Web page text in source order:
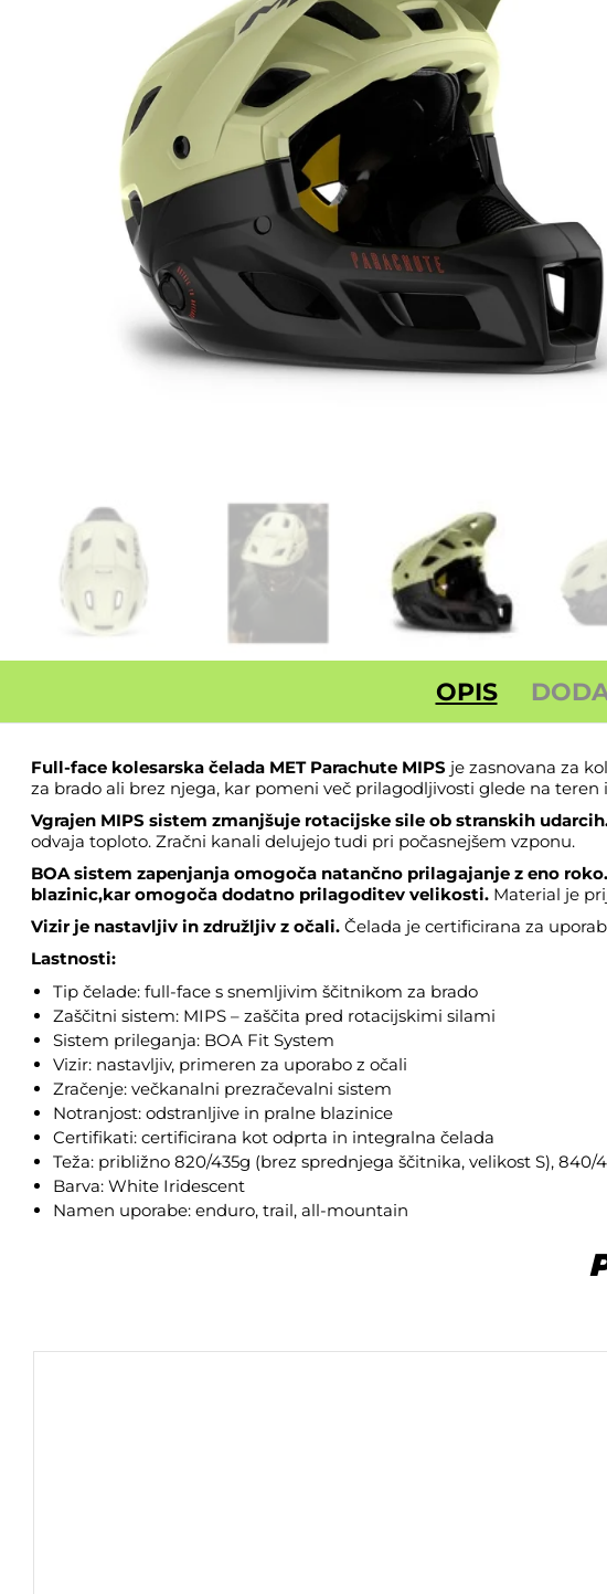
OPIS
Full-face kolesarska čelada MET Parachute MIPS je zasnovana za
za brado ali brez njega, kar pomeni več prilagodljivosti glede na
Vgrajen MIPS sistem zmanjšuje rotacijske sile ob stranskih
odvaja toploto. Zračni kanali delujejo tudi pri počasnejšem vzponu.
BOA sistem zapenjanja omogoča natančno prilagajanje z eno roko.
blazinic,kar omogoča dodatno prilagoditev velikosti.Material je
Vizir je nastavljiv in združljiv z očali.Čelada je certificirana za
Lastnosti:
Tip čelade: full-face s snemljivim ščitnikom za brado
Zaščitni sistem: MIPS – zaščita pred rotacijskimi silami
Sistem prileganja: BOA Fit System
Vizir: nastavljiv, primeren za uporabo z očali
Zračenje: večkanalni prezračevalni sistem
Notranjost: odstranljive in pralne blazinice
Certifikati: certificirana kot odprta in integralna čelada
Teža: približno 820/435g (brez sprednjega ščitnika, velikost S), 840/
Barva: White Iridescent
Namen uporabe: enduro, trail, all-mountain